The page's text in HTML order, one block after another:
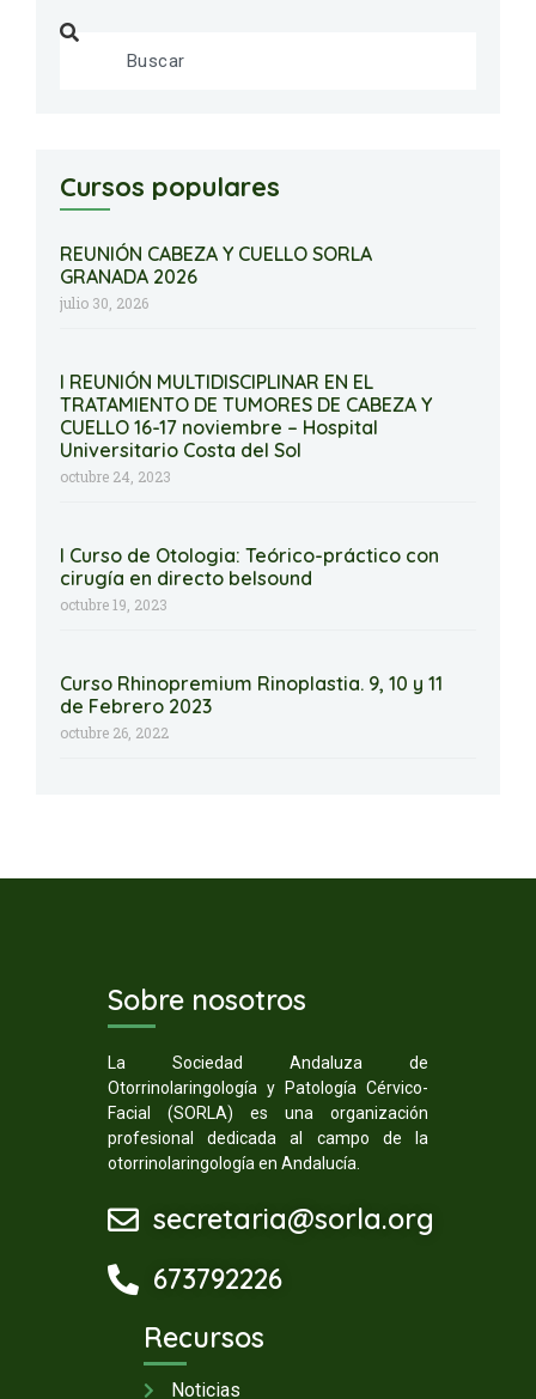
Cursos populares
REUNIÓN CABEZA Y CUELLO SORLA
GRANADA 2026
julio 30, 2026
I REUNIÓN MULTIDISCIPLINAR EN EL
TRATAMIENTO DE TUMORES DE CABEZA Y
CUELLO 16-17 noviembre – Hospital
Universitario Costa del Sol
octubre 24, 2023
I Curso de Otologia: Teórico-práctico con
cirugía en directo belsound
octubre 19, 2023
Curso Rhinopremium Rinoplastia. 9, 10 y 11
de Febrero 2023
octubre 26, 2022
Sobre nosotros
La Sociedad Andaluza de
Otorrinolaringología y Patología Cérvico-
Facial (SORLA) es una organización
profesional dedicada al campo de la
otorrinolaringología en Andalucía.
secretaria@sorla.org
673792226
Recursos
Noticias